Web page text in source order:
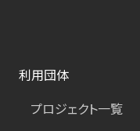
利用団体
プロジェクト一覧